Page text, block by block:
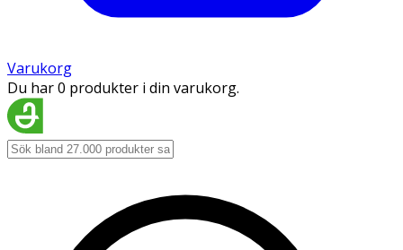
Varukorg
Du har 0 produkter i din varukorg.